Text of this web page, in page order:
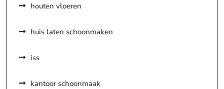
houten vloeren
huis laten schoonmaken
iss
kantoor schoonmaak